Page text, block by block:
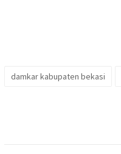
damkar kabupaten bekasi